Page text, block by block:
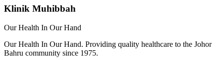
Klinik Muhibbah
Our Health In Our Hand
Our Health In Our Hand. Providing quality healthcare to the Johor
Bahru community since 1975.